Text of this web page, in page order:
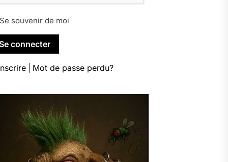
souvenir de moi
Mot de passe perdu?